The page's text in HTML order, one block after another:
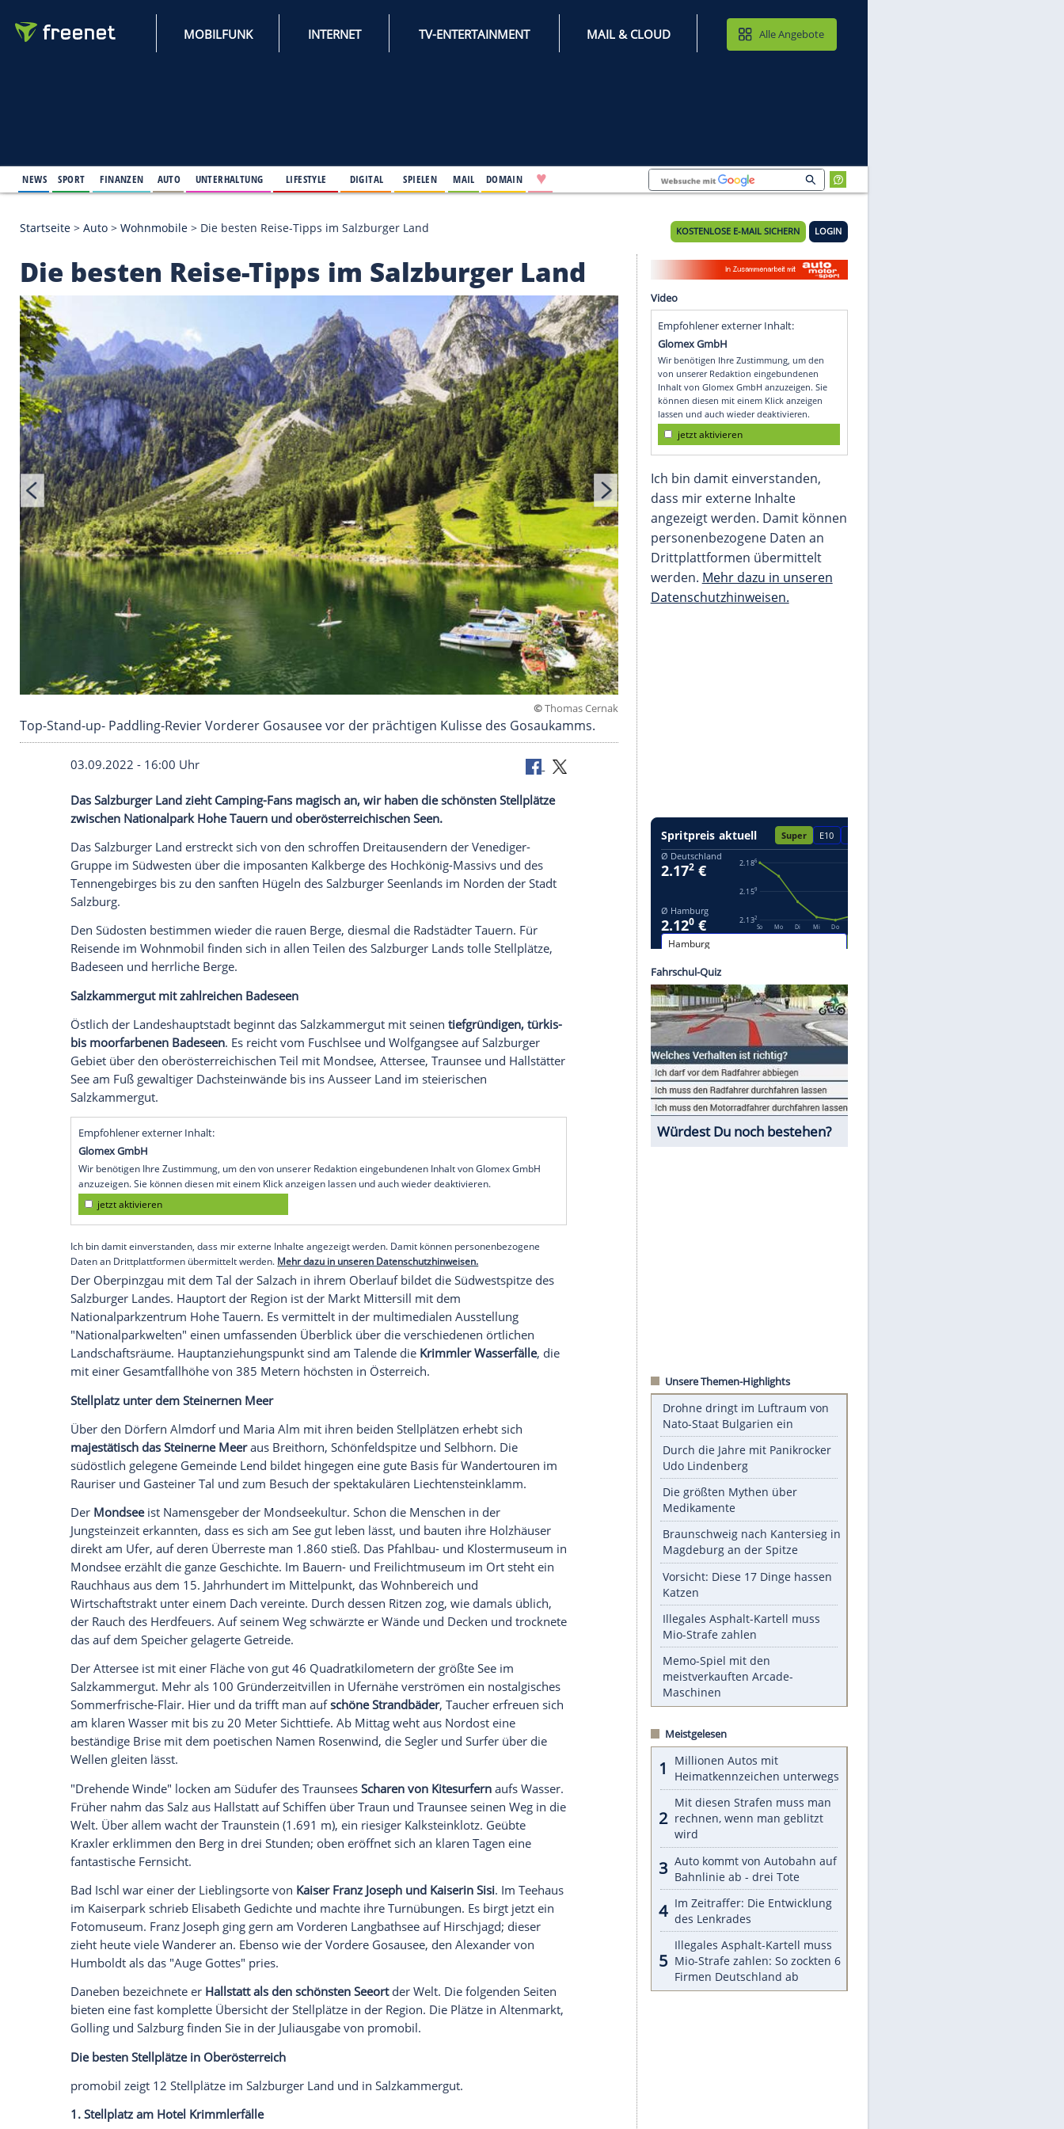
MOBILFUNK INTERNET TV-ENTERTAINMENT MAIL & CLOUD
KOSTENLOSE E-MAIL SICHERN
Startseite >Auto > Wohnmobile >Die besten Reise-Tipps im Salzburger Land
Die besten Reise-Tipps im Salzburger Land
Thomas Cernak
Top-Stand-up- Paddling-Revier Vorderer Gosausee vor der prächtigen Kulisse des Gosaukamms.
03.09.2022 - 16:00 Uhr
Das Salzburger Land zieht Camping-Fans magisch an, wir haben die schönsten Stellplätze
zwischen Nationalpark Hohe Tauern und oberösterreichischen Seen.
DasSalzburger Landerstreckt sich von den schroffen Dreitausendern der Venediger-
Gruppe im Südwesten über die imposanten Kalkberge des Hochkönig-Massivs und des
Tennengebirges bis zu den sanften Hügeln des Salzburger Seenlands im Norden der Stadt
Salzburg.
Den Südosten bestimmen wieder die rauen Berge, diesmal die Radstädter Tauern. Für
Reisende im Wohnmobil finden sich in allen Teilen des Salzburger Lands tolle Stellplätze,
Badeseen und herrliche Berge.
Salzkammergut mit zahlreichen Badeseen
tiefgründigen, türkis-
bis moorfarbenen Badeseen. Es reicht vom Fuschlsee und Wolfgangsee auf Salzburger
Gebiet über den oberösterreichischen Teil mitMondsee,Attersee, Traunsee und Hallstätter
See am Fuß gewaltiger Dachsteinwände bis insAusseer Land
Salzkammergut .
Empfohlener externer Inhalt:
Wir benötigen Ihre Zustimmung, um den von unserer Redaktion eingebundenen Inhalt von Glomex GmbH
anzuzeigen. Sie können diesen mit einem Klick anzeigen lassen und auch wieder deaktivieren.
jetzt aktivieren
Ich bin damit einverstanden, dass mir externe Inhalte angezeigt werden. Damit können personenbezogene
Daten an Drittplattformen übermittelt werden.Mehr dazu in unseren Datenschutzhinweisen.
Der Oberpinzgau mit dem Tal der Salzach in ihrem Oberlauf bildet die Südwestspitze des
Salzburger Landes. Hauptort der Region ist der Markt Mittersill mit dem
NationalparkzentrumHohe Tauern. Es vermittelt in der multimedialen Ausstellung
"Nationalparkwelten" einen umfassenden Überblick über die verschiedenen örtlichen
Landschaftsräume. Hauptanziehungspunkt sind am Talende dieKrimmler Wasserfälle , die
mit einer Gesamtfallhöhe von 385 Metern höchsten in Österreich.
Stellplatz unter dem Steinernen Meer
Über den Dörfern Almdorf undMaria Almmit ihren beiden Stellplätzen erhebt sich
majestätisch das Steinerne Meeraus Breithorn, Schönfeldspitze und Selbhorn. Die
südöstlich gelegene Gemeinde Lend bildet hingegen eine gute Basis für Wandertouren im
Rauriser und Gasteiner Tal und zum Besuch der spektakulären Liechtensteinklamm.
DerMondseeist Namensgeber der Mondseekultur. Schon die Menschen in der
Jungsteinzeit erkannten, dass es sich am See gut leben lässt, und bauten ihre Holzhäuser
direkt am Ufer, auf deren Überreste man 1.860 stieß. Das Pfahlbau- und Klostermuseum in
Mondseeerzählt die ganze Geschichte. Im Bauern- und Freilichtmuseum im Ort steht ein
Rauchhaus aus dem 15. Jahrhundert im Mittelpunkt, das Wohnbereich und
Wirtschaftstrakt unter einem Dach vereinte. Durch dessen Ritzen zog, wie damals üblich,
der Rauch des Herdfeuers. Auf seinem Weg schwärzte er Wände und Decken und trocknete
das auf dem Speicher gelagerte Getreide.
DerAtterseeist mit einer Fläche von gut 46 Quadratkilometern der größte See im
Salzkammergut. Mehr als 100 Gründerzeitvillen in Ufernähe verströmen ein nostalgisches
Sommerfrische-Flair. Hier und da trifft man auf
, Taucher erfreuen sich
am klaren Wasser mit bis zu 20 Meter Sichttiefe. Ab Mittag weht aus Nordost eine
beständige Brise mit dem poetischen Namen Rosenwind, die Segler und Surfer über die
Wellen gleiten lässt.
Video
Empfohlener externer Inhalt:
Glomex GmbH
können diesen mit einem Klick anzeigen
lassen und auch wieder deaktivieren.
jetzt aktivieren
Ich bin damit einverstanden,
dass mir externe Inhalte
Durch die Jahre mit Panikrocker
Die größten Mythen über
Medikamente
Braunschweig nach Kantersieg in
Magdeburg an der Spitze
Vorsicht: Diese 17 Dinge hassen
Illegales Asphalt-Kartell muss
Mio-Strafe zahlen